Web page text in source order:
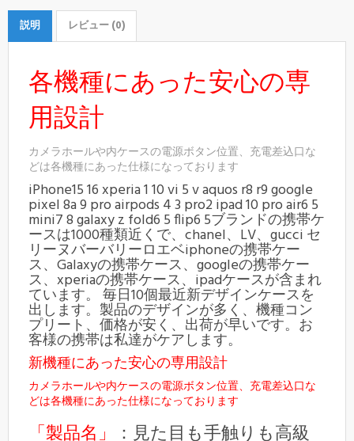
説明 レビュー (0)
各機種にあった安心の専
用設計
カメラホールや内ケースの電源ボタン位置、充電差込口な
どは各機種にあった仕様になっております
iPhone15 16 xperia 1 10 vi 5 v aquos r8 r9 google
pixel 8a 9 pro airpods 4 3 pro2 ipad 10 pro air6 5
mini7 8 galaxy z fold6 5 flip6 5ブランドの携帯ケ
ースは1000種類近くで、chanel、LV、gucci セ
リーヌバーバリーロエベiphoneの携帯ケー
ス、Galaxyの携帯ケース、googleの携帯ケー
ス、xperiaの携帯ケース、ipadケースが含まれ
ています。 毎日10個最近新デザインケースを
出します。製品のデザインが多く、機種コン
プリート、価格が安く、出荷が早いです。お
客様の携帯は私達がケアします。
新機種にあった安心の専用設計
カメラホールや内ケースの電源ボタン位置、充電差込口な
どは各機種にあった仕様になっております
「製品名」 ：見た目も手触りも高級